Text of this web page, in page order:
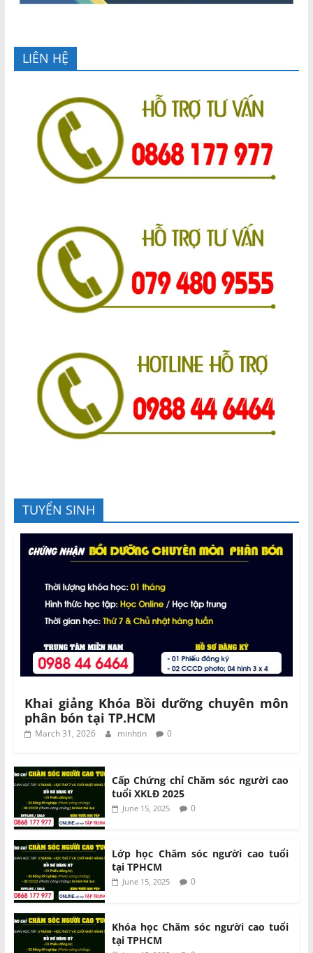
LIÊN HỆ
TUYỂN SINH
Khai giảng Khóa Bồi dưỡng chuyên môn
phân bón tại TP.HCM
March 31, 2026 minhtin 0
Cấp Chứng chỉ Chăm sóc người cao
tuổi XKLĐ 2025
June 15, 2025 0
Lớp học Chăm sóc người cao tuổi
tại TPHCM
June 15, 2025 0
Khóa học Chăm sóc người cao tuổi
tại TPHCM